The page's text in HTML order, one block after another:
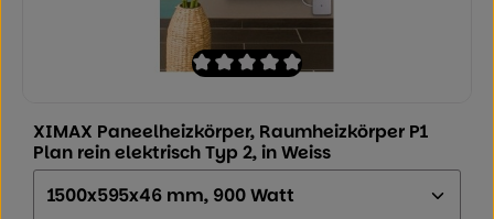
XIMAX Paneelheizkörper, Raumheizkörper P1
Plan rein elektrisch Typ 2, in Weiss